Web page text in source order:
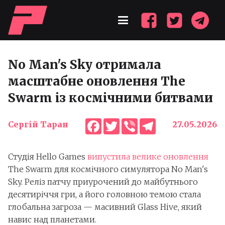
No Man's Sky отримала
масштабне оновлення The
Swarm із космічними битвами
Сергій Таран Facebook
Twitter
ViberTelegram
27.05.2026
Студія Hello Games випустила велике оновлення
The Swarm для космічного симулятора No Man's
Sky. Реліз патчу приурочений до майбутнього
десятиріччя гри, а його головною темою стала
глобальна загроза — масивний Glass Hive, який
навис над планетами.